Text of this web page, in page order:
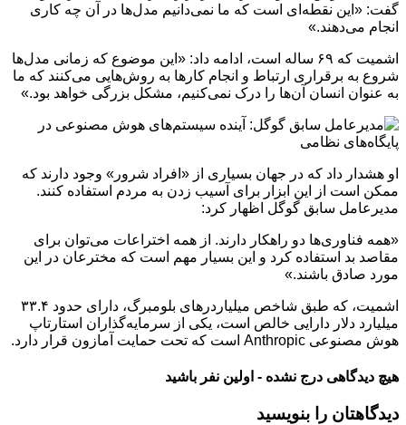
گفت: «این نقطه‌ای است که ما نمی‌دانیم مدل‌ها در آن چه کاری
انجام می‌دهند.»
اشمیت که ۶۹ ساله است، ادامه داد: «این موضوع که زمانی مدل‌ها
شروع به برقراری ارتباط و انجام کارها به روش‌هایی می‌کنند که ما
به عنوان انسان آن‌ها را درک نمی‌کنیم، مشکل بزرگی خواهد بود.»
او هشدار داد که در جهان بسیاری از «افراد شرور» وجود دارند که
ممکن است از این ابزار برای آسیب زدن به مردم استفاده کنند.
مدیرعامل سابق گوگل اظهار کرد:
«همه فناوری‌ها دو راهکار دارند. از همه اختراعات می‌توان برای
مقاصد بد استفاده کرد و این بسیار مهم است که مخترعان در این
مورد صادق باشند.»
اشمیت، که طبق شاخص میلیاردرهای بلومبرگ، دارای حدود ۳۳.۴
میلیارد دلار دارایی خالص است، یکی از سرمایه‌گذاران استارتاپ
هوش مصنوعی Anthropic است که تحت حمایت آمازون قرار دارد.
هیچ دیدگاهی درج نشده - اولین نفر باشید
دیدگاهتان را بنویسید